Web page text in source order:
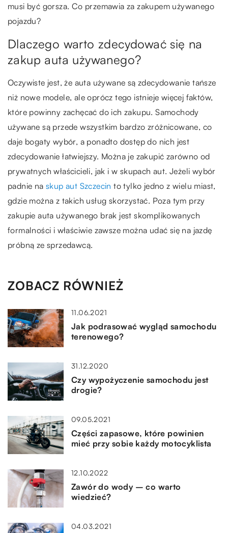
musi być gorsza. Co przemawia za zakupem używanego
pojazdu?
Dlaczego warto zdecydować się na
zakup auta używanego?
Oczywiste jest, że auta używane są zdecydowanie tańsze
niż nowe modele, ale oprócz tego istnieje więcej faktów,
które powinny zachęcać do ich zakupu. Samochody
używane są przede wszystkim bardzo zróżnicowane, co
daje bogaty wybór, a ponadto dostęp do nich jest
zdecydowanie łatwiejszy. Można je zakupić zarówno od
prywatnych właścicieli, jak i w skupach aut. Jeżeli wybór
padnie naskup aut Szczecin to tylko jedno z wielu miast,
gdzie można z takich usług skorzystać. Poza tym przy
zakupie auta używanego brak jest skomplikowanych
formalności i właściwie zawsze można udać się na jazdę
próbną ze sprzedawcą.
ZOBACZ RÓWNIEŻ
11.06.2021
Jak podrasować wygląd samochodu
terenowego?
31.12.2020
Czy wypożyczenie samochodu jest
drogie?
09.05.2021
Części zapasowe, które powinien
mieć przy sobie każdy motocyklista
12.10.2022
Zawór do wody – co warto
wiedzieć?
04.03.2021